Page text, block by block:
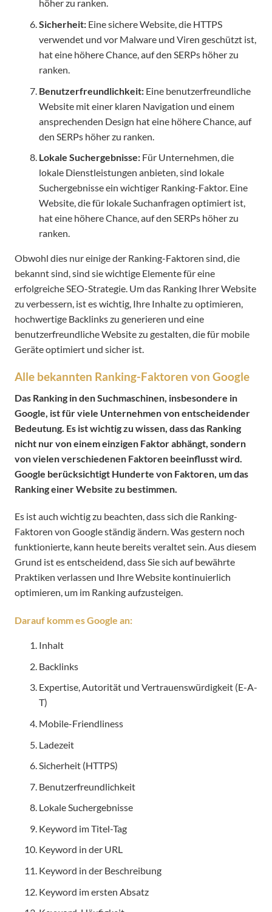
höher zu ranken.
Sicherheit: Eine sichere Website, die HTTPS
verwendet und vor Malware und Viren geschützt ist,
hat eine höhere Chance, auf den SERPs höher zu
ranken.
Benutzerfreundlichkeit: Eine benutzerfreundliche
Website mit einer klaren Navigation und einem
ansprechenden Design hat eine höhere Chance, auf
den SERPs höher zu ranken.
Lokale Suchergebnisse: Für Unternehmen, die
lokale Dienstleistungen anbieten, sind lokale
Suchergebnisse ein wichtiger Ranking-Faktor. Eine
Website, die für lokale Suchanfragen optimiert ist,
hat eine höhere Chance, auf den SERPs höher zu
ranken.
Obwohl dies nur einige der Ranking-Faktoren sind, die
bekannt sind, sind sie wichtige Elemente für eine
erfolgreiche SEO-Strategie. Um das Ranking Ihrer Website
zu verbessern, ist es wichtig, Ihre Inhalte zu optimieren,
hochwertige Backlinks zu generieren und eine
benutzerfreundliche Website zu gestalten, die für mobile
Geräte optimiert und sicher ist.
Alle bekannten Ranking-Faktoren von Google
Das Ranking in den Suchmaschinen, insbesondere in
Google, ist für viele Unternehmen von entscheidender
Bedeutung. Es ist wichtig zu wissen, dass das Ranking
nicht nur von einem einzigen Faktor abhängt, sondern
von vielen verschiedenen Faktoren beeinflusst wird.
Google berücksichtigt Hunderte von Faktoren, um das
Ranking einer Website zu bestimmen.
Es ist auch wichtig zu beachten, dass sich die Ranking-
Faktoren von Google ständig ändern. Was gestern noch
funktionierte, kann heute bereits veraltet sein. Aus diesem
Grund ist es entscheidend, dass Sie sich auf bewährte
Praktiken verlassen und Ihre Website kontinuierlich
optimieren, um im Ranking aufzusteigen.
Darauf komm es Google an:
Inhalt
Backlinks
Expertise, Autorität und Vertrauenswürdigkeit (E-A-
T)
Mobile-Friendliness
Ladezeit
Sicherheit (HTTPS)
Benutzerfreundlichkeit
Lokale Suchergebnisse
Keyword im Titel-Tag
Keyword in der URL
Keyword in der Beschreibung
Keyword im ersten Absatz